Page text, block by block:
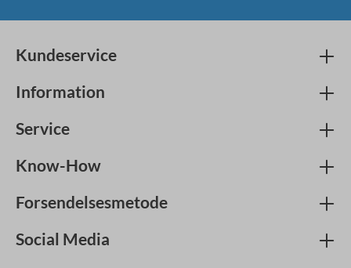
Kundeservice
Information
Service
Know-How
Forsendelsesmetode
Social Media